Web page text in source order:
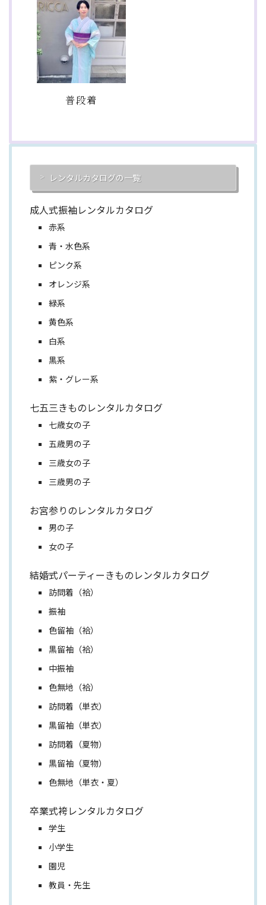
普段着
レンタルカタログの一覧
成人式振袖レンタルカタログ
赤系
青・水色系
ピンク系
オレンジ系
緑系
黄色系
白系
黒系
紫・グレー系
七五三きものレンタルカタログ
七歳女の子
五歳男の子
三歳女の子
三歳男の子
お宮参りのレンタルカタログ
男の子
女の子
結婚式パーティーきものレンタルカタログ
訪問着（袷）
振袖
色留袖（袷）
黒留袖（袷）
中振袖
色無地（袷）
訪問着（単衣）
黒留袖（単衣）
訪問着（夏物）
黒留袖（夏物）
色無地（単衣・夏）
卒業式袴レンタルカタログ
学生
小学生
園児
教員・先生